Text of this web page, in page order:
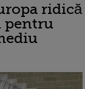
ridică
pentru